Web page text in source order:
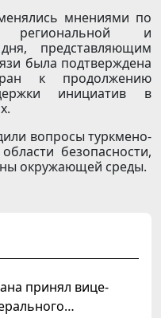
мнениями по
региональной и
представляющим
была подтверждена
к продолжению
инициатив в
вопросы туркмено-
безопасности,
окружающей среды.
принял вице-